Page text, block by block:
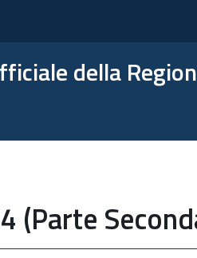
della
(Parte